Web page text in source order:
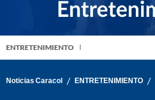
ENTRETENIMIENTO
Noticias Caracol / ENTRETENIMIENTO /